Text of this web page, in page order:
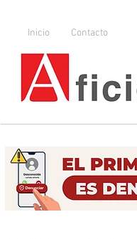
Inicio Contacto